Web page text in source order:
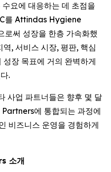
요에 대응하는 데 초점을
를 Attindas Hygiene
써 성장을 한층 가속화했
역, 서비스 시장, 평판, 핵심
장 목표에 거의 완벽하게
.
사업 파트너들은 향후 몇 달
에 통합되는 과정에
비즈니스 운영을 경험하게
소개